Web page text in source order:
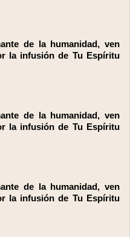
de la humanidad, ven
la infusión de Tu Espíritu
de la humanidad, ven
la infusión de Tu Espíritu
de la humanidad, ven
la infusión de Tu Espíritu